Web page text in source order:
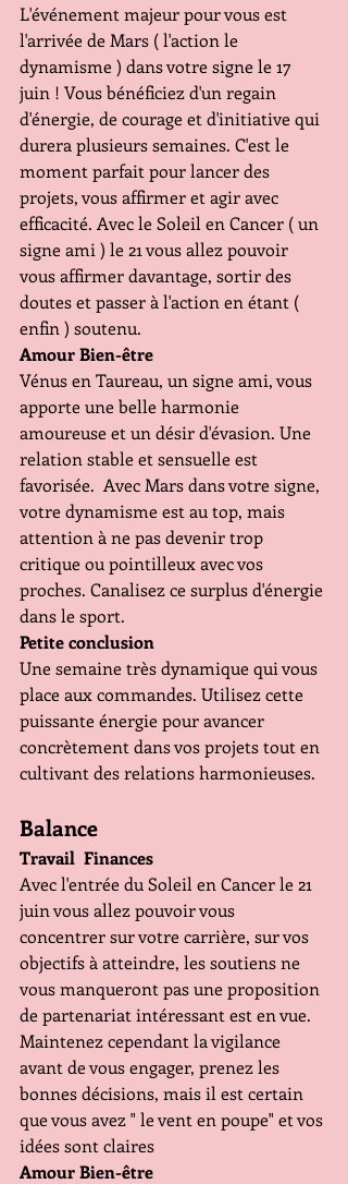
L'événement majeur pour vous est
l'arrivée de Mars ( l'action le
dynamisme ) dans votre signe le 17
juin ! Vous bénéficiez d'un regain
d'énergie, de courage et d'initiative qui
durera plusieurs semaines. C'est le
moment parfait pour lancer des
projets, vous affirmer et agir avec
efficacité. Avec le Soleil en Cancer ( un
signe ami ) le 21 vous allez pouvoir
vous affirmer davantage, sortir des
doutes et passer à l'action en étant (
enfin ) soutenu.
Amour Bien-être
Vénus en Taureau, un signe ami, vous
apporte une belle harmonie
amoureuse et un désir d'évasion. Une
relation stable et sensuelle est
favorisée.  Avec Mars dans votre signe,
votre dynamisme est au top, mais
attention à ne pas devenir trop
critique ou pointilleux avec vos
proches. Canalisez ce surplus d'énergie
dans le sport.
Petite conclusion
Une semaine très dynamique qui vous
place aux commandes. Utilisez cette
puissante énergie pour avancer
concrètement dans vos projets tout en
cultivant des relations harmonieuses.
Balance
Travail  Finances
Avec l'entrée du Soleil en Cancer le 21
juin vous allez pouvoir vous
concentrer sur votre carrière, sur vos
objectifs à atteindre, les soutiens ne
vous manqueront pas une proposition
de partenariat intéressant est en vue.
Maintenez cependant la vigilance
avant de vous engager, prenez les
bonnes décisions, mais il est certain
que vous avez " le vent en poupe" et vos
idées sont claires
Amour Bien-être